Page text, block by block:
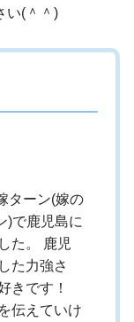
い(＾＾)
ターン(嫁の
)で鹿児島に
た。 鹿児
た力強さ
きです！
伝えていけ